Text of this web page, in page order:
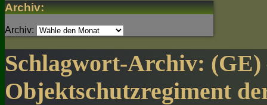
Archiv:
Archiv:
Schlagwort-Archiv: (GE)
Objektschutzregiment